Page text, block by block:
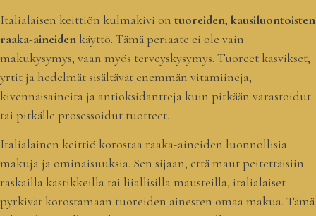
Italialaisen keittiön kulmakivi on tuoreiden, kausiluontoisten
raaka-aineiden käyttö. Tämä periaate ei ole vain
makukysymys, vaan myös terveyskysymys. Tuoreet kasvikset,
yrtit ja hedelmät sisältävät enemmän vitamiineja,
kivennäisaineita ja antioksidantteja kuin pitkään varastoidut
tai pitkälle prosessoidut tuotteet.
Italialainen keittiö korostaa raaka-aineiden luonnollisia
makuja ja ominaisuuksia. Sen sijaan, että maut peitettäisiin
raskailla kastikkeilla tai liiallisilla mausteilla, italialaiset
pyrkivät korostamaan tuoreiden ainesten omaa makua. Tämä